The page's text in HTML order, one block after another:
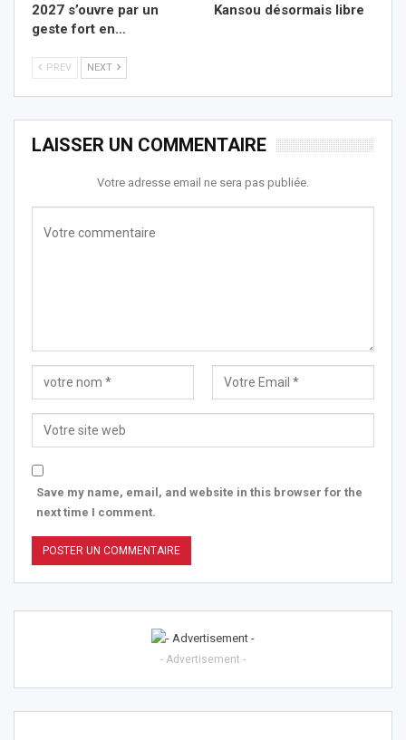
2027 s’ouvre par un
geste fort en…
Kansou désormais libre
PREV NEXT
LAISSER UN COMMENTAIRE
Votre adresse email ne sera pas publiée.
Save my name, email, and website in this browser for the
next time I comment.
- Advertisement -